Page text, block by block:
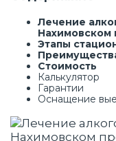
Лечение
Нахимовском
Этапы
Стоимость
Калькулятор
Гарантии
Оснащение